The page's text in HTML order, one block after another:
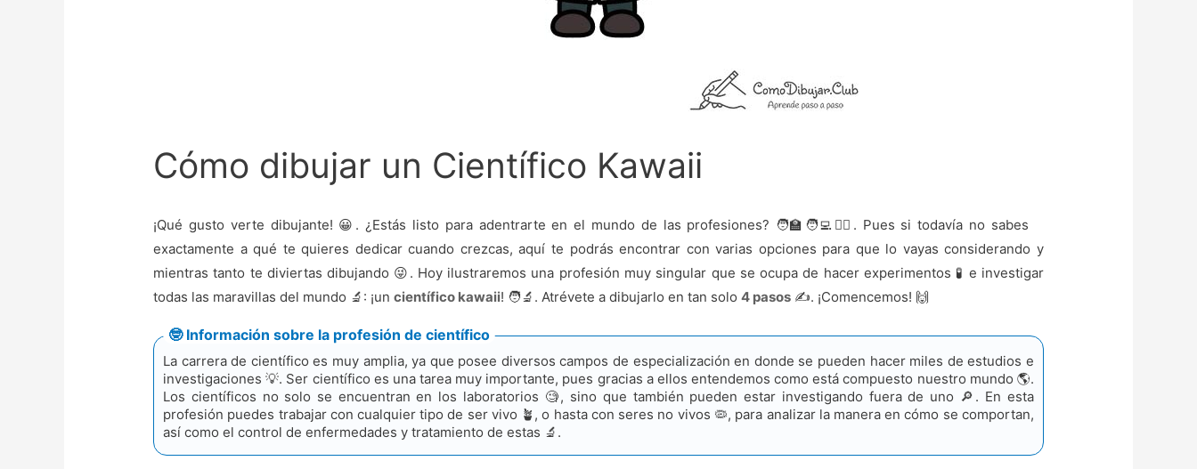
Cómo dibujar un Científico Kawaii
¡Qué gusto verte dibujante! 😀. ¿Estás listo para adentrarte en el mundo de las profesiones? 🧑‍🏫🧑‍💻🧑‍⚕️. Pues si todavía no sabes
exactamente a qué te quieres dedicar cuando crezcas, aquí te podrás encontrar con varias opciones para que lo vayas considerando y
mientras tanto te diviertas dibujando 😜. Hoy ilustraremos una profesión muy singular que se ocupa de hacer experimentos 🧪️ e investigar
todas las maravillas del mundo 🔬: ¡uncientífico kawaii! 🧑‍🔬. Atrévete a dibujarlo en tan solo4 pasos ✍️. ¡Comencemos! 🙌
🤓 Información sobre la profesión de científico
La carrera de científico es muy amplia, ya que posee diversos campos de especialización en donde se pueden hacer miles de estudios e
investigaciones 💡. Ser científico es una tarea muy importante, pues gracias a ellos entendemos como está compuesto nuestro mundo 🌎.
Los científicos no solo se encuentran en los laboratorios 🧐, sino que también pueden estar investigando fuera de uno 🔎. En esta
profesión puedes trabajar con cualquier tipo de ser vivo 🪴, o hasta con seres no vivos 🦠️, para analizar la manera en cómo se comportan,
así como el control de enfermedades y tratamiento de estas 🔬.